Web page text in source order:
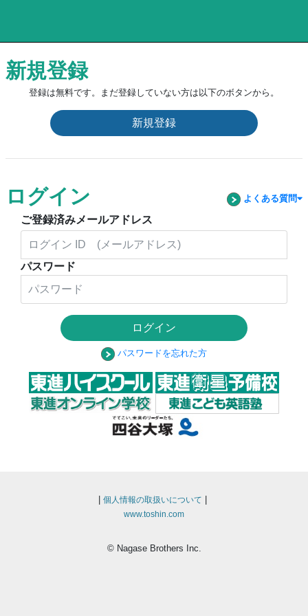
新規登録
登録は無料です。まだ登録していない方は以下のボタンから。
新規登録
ログイン よくある質問
ご登録済みメールアドレス
パスワード
ログイン
パスワードを忘れた方
個人情報の取扱いについて
www.toshin.com
© Nagase Brothers Inc.